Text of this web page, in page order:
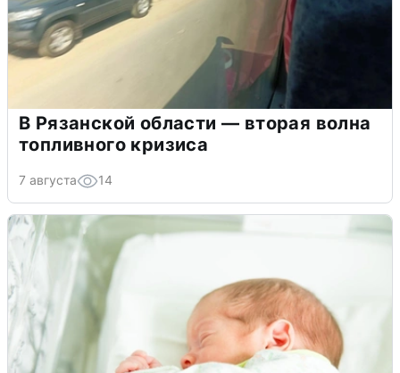
В Рязанской области — вторая волна
топливного кризиса
7 августа 14